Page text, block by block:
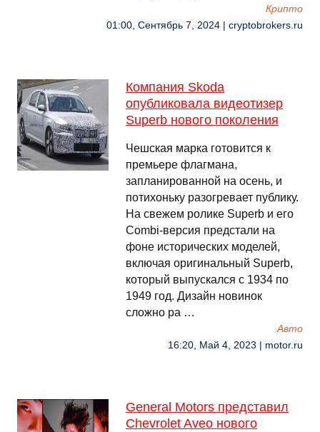
Крипто
01:00, Сентябрь 7, 2024 | cryptobrokers.ru
Компания Skoda
опубликовала видеотизер
Superb нового поколения
Чешская марка готовится к
премьере флагмана,
запланированной на осень, и
потихоньку разогревает публику.
На свежем ролике Superb и его
Combi-версия предстали на
фоне исторических моделей,
включая оригинальный Superb,
который выпускался с 1934 по
1949 год. Дизайн новинок
сложно ра …
Авто
16:20, Май 4, 2023 | motor.ru
General Motors представил
Chevrolet Aveo нового